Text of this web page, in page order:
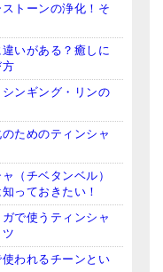
トーンの浄化！そ
いがある？癒しに
方
ンギング・リンの
ためのティンシャ
（チベタンベル）
っておきたい！
ガで使うティンシャ
われるチーンとい